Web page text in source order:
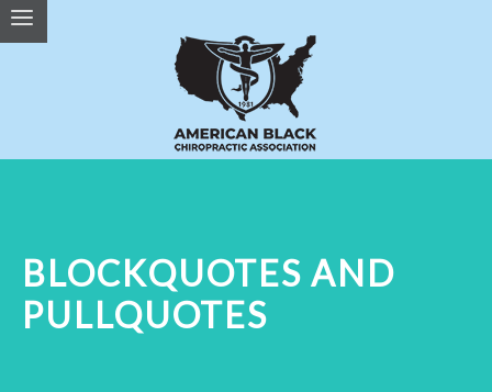
BLOCKQUOTES AND
PULLQUOTES